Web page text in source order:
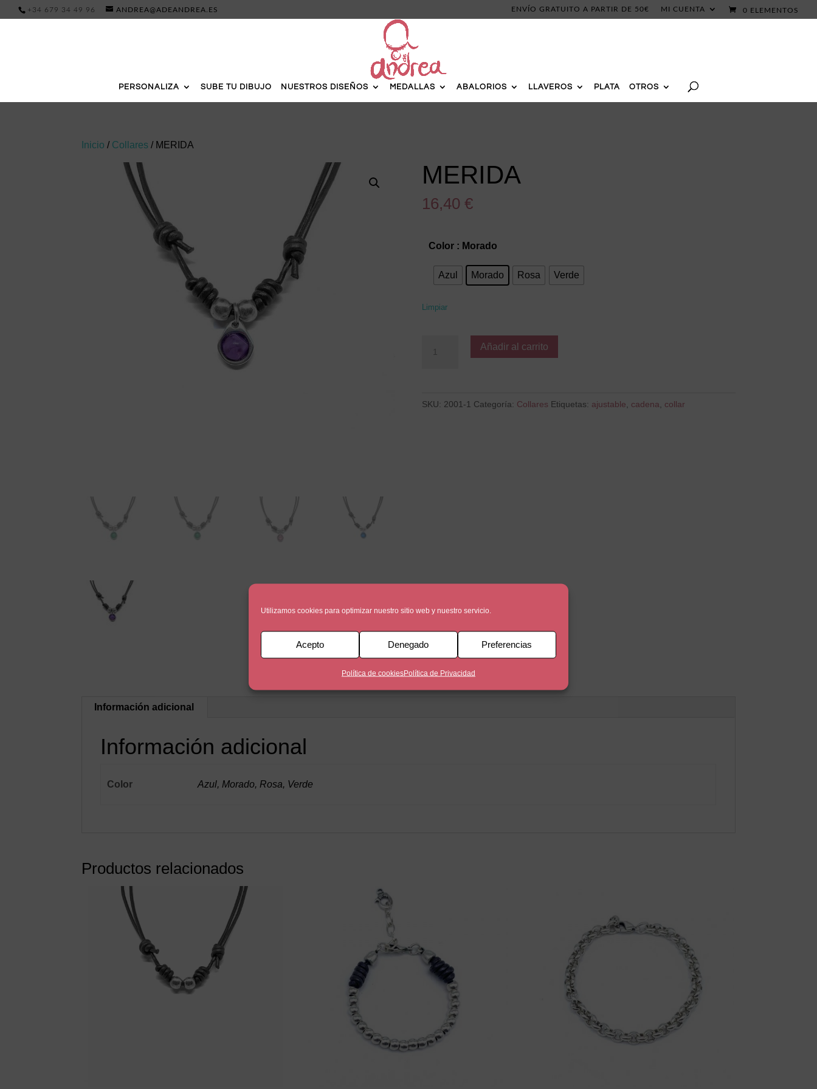
Utilizamos cookies para optimizar nuestro sitio web y nuestro servicio.
Acepto Denegado Preferencias
Política de cookiesPolítica de Privacidad
+34 679 34 49 96 ANDREA@ADEANDREA.ES ENVÍO GRATUITO A PARTIR DE 50€ MI CUENTA 0 ELEMENTOS
PERSONALIZA SUBE TU DIBUJO NUESTROS DISEÑOS MEDALLAS ABALORIOS LLAVEROS PLATA OTROS
Inicio / Collares / MERIDA
MERIDA
16,40 €
Color : Morado
Azul Morado Rosa Verde
Limpiar
cantidad
Añadir al carrito
SKU: 2001-1 Categoría: Collares Etiquetas: ajustable cadena collar
Información adicional
Información adicional
Color Azul, Morado, Rosa, Verde
Productos relacionados